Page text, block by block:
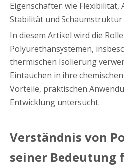
Eigenschaften wie Flexibilität,
Stabilität und Schaumstruktur
In diesem Artikel wird die
Polyurethansystemen,
thermischen Isolierung
Eintauchen in ihre
Vorteile, praktischen
Entwicklung untersucht.
Verständnis von
seiner Bedeutung